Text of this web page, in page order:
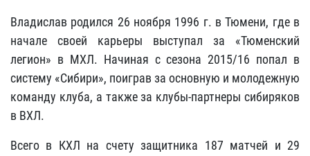
Владислав родился 26 ноября 1996 г. в Тюмени, где в
начале своей карьеры выступал за «Тюменский
легион» в МХЛ. Начиная с сезона 2015/16 попал в
систему «Сибири», поиграв за основную и молодежную
команду клуба, а также за клубы-партнеры сибиряков
в ВХЛ.
Всего в КХЛ на счету защитника 187 матчей и 29